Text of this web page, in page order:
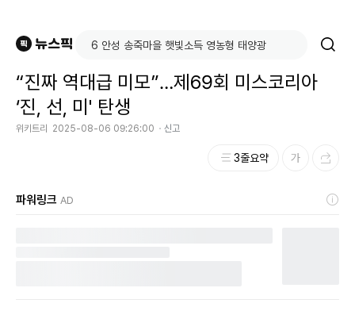
“진짜 역대급 미모”…제69회 미스코리아
‘진, 선, 미' 탄생
위키트리 2025-08-06 09:26:00 신고
3줄요약
파워링크 AD